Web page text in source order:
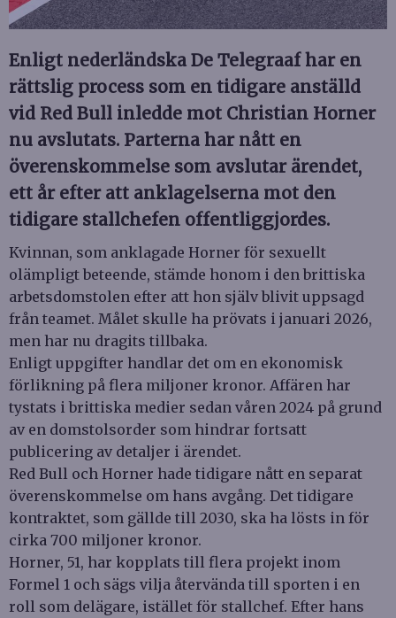
Enligt nederländska De Telegraaf har en
rättslig process som en tidigare anställd
vid Red Bull inledde mot Christian Horner
nu avslutats. Parterna har nått en
överenskommelse som avslutar ärendet,
ett år efter att anklagelserna mot den
tidigare stallchefen offentliggjordes.
Kvinnan, som anklagade Horner för sexuellt
olämpligt beteende, stämde honom i den brittiska
arbetsdomstolen efter att hon själv blivit uppsagd
från teamet. Målet skulle ha prövats i januari 2026,
men har nu dragits tillbaka.
Enligt uppgifter handlar det om en ekonomisk
förlikning på flera miljoner kronor. Affären har
tystats i brittiska medier sedan våren 2024 på grund
av en domstolsorder som hindrar fortsatt
publicering av detaljer i ärendet.
Red Bull och Horner hade tidigare nått en separat
överenskommelse om hans avgång. Det tidigare
kontraktet, som gällde till 2030, ska ha lösts in för
cirka 700 miljoner kronor.
Horner, 51, har kopplats till flera projekt inom
Formel 1 och sägs vilja återvända till sporten i en
roll som delägare, istället för stallchef. Efter hans